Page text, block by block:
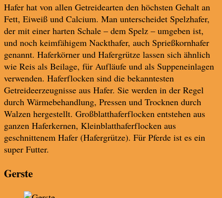
Hafer hat von allen Getreidearten den höchsten Gehalt an
Fett, Eiweiß und Calcium. Man unterscheidet Spelzhafer,
der mit einer harten Schale – dem Spelz – umgeben ist,
und noch keimfähigem Nackthafer, auch Sprießkornhafer
genannt. Haferkörner und Hafergrütze lassen sich ähnlich
wie Reis als Beilage, für Aufläufe und als Suppeneinlagen
verwenden. Haferflocken sind die bekanntesten
Getreideerzeugnisse aus Hafer. Sie werden in der Regel
durch Wärmebehandlung, Pressen und Trocknen durch
Walzen hergestellt. Großblatthaferflocken entstehen aus
ganzen Haferkernen, Kleinblatthaferflocken aus
geschnittenem Hafer (Hafergrütze). Für Pferde ist es ein
super Futter.
Gerste